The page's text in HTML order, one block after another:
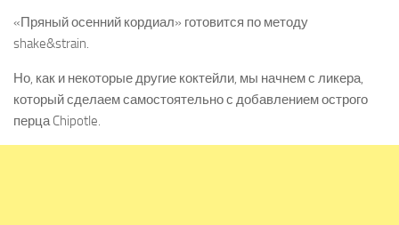
«Пряный осенний кордиал» готовится по методу
shake&strain.
Но, как и некоторые другие коктейли, мы начнем с ликера,
который сделаем самостоятельно с добавлением острого
перца Chipotle.